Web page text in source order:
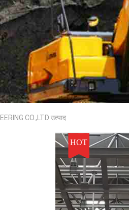
CO.,LTD उत्पाद
HOT